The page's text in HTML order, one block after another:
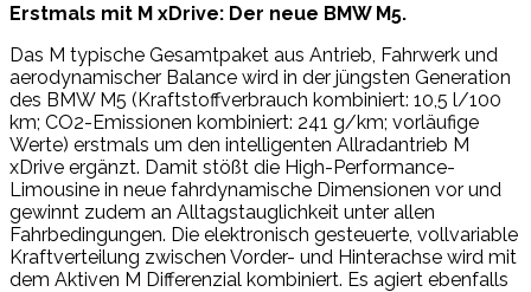
Erstmals mit M xDrive: Der neue BMW M5.
Das M typische Gesamtpaket aus Antrieb, Fahrwerk und
aerodynamischer Balance wird in der jüngsten Generation
des BMW M5 (Kraftstoffverbrauch kombiniert: 10,5 l/100
km; CO2-Emissionen kombiniert: 241 g/km; vorläufige
Werte) erstmals um den intelligenten Allradantrieb M
xDrive ergänzt. Damit stößt die High-Performance-
Limousine in neue fahrdynamische Dimensionen vor und
gewinnt zudem an Alltagstauglichkeit unter allen
Fahrbedingungen. Die elektronisch gesteuerte, vollvariable
Kraftverteilung zwischen Vorder- und Hinterachse wird mit
dem Aktiven M Differenzial kombiniert. Es agiert ebenfalls